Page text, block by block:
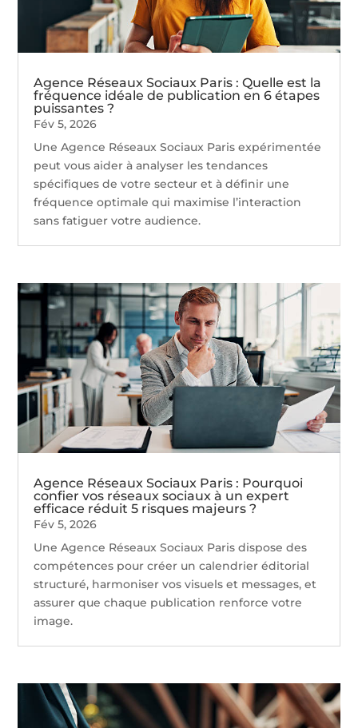
Agence Réseaux Sociaux Paris : Quelle est la
fréquence idéale de publication en 6 étapes
puissantes ?
Fév 5, 2026
Une Agence Réseaux Sociaux Paris expérimentée
peut vous aider à analyser les tendances
spécifiques de votre secteur et à définir une
fréquence optimale qui maximise l’interaction
sans fatiguer votre audience.
Agence Réseaux Sociaux Paris : Pourquoi
confier vos réseaux sociaux à un expert
efficace réduit 5 risques majeurs ?
Fév 5, 2026
Une Agence Réseaux Sociaux Paris dispose des
compétences pour créer un calendrier éditorial
structuré, harmoniser vos visuels et messages, et
assurer que chaque publication renforce votre
image.